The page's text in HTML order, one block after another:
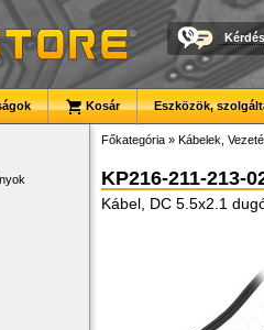
Kosár Eszközök,
Főkategória » Kábelek,
KP216-211-213-
Kábel, DC 5.5x2.1